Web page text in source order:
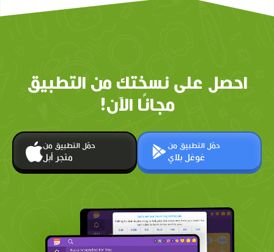
احصل على نسختك من التطبيق
مجانًا الآن!
حمّل التطبيق من
متجر أبل
حمّل التطبيق من
غوغل بلاي